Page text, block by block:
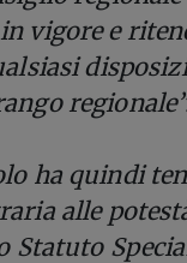
vigore e
ha quindi
alle
Statuto